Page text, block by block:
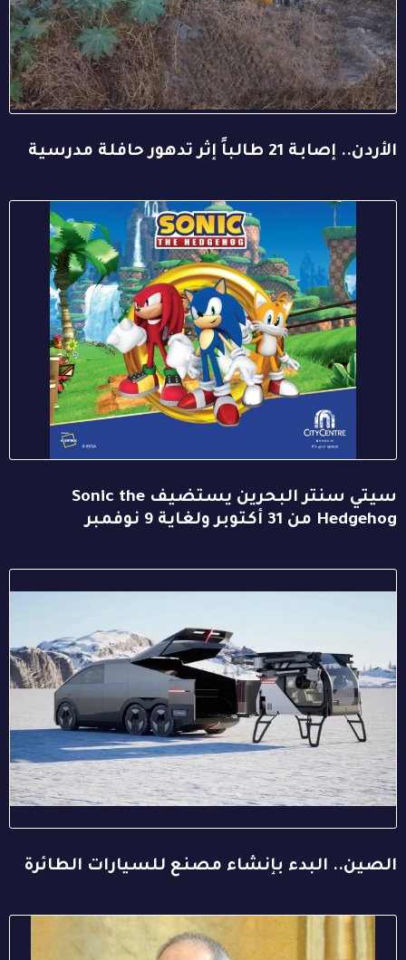
الأردن.. إصابة 21 طالباً إثر تدهور حافلة مدرسية
سيتي سنتر البحرين يستضيف Sonic the
Hedgehog من 31 أكتوبر ولغاية 9 نوفمبر
الصين.. البدء بإنشاء مصنع للسيارات الطائرة